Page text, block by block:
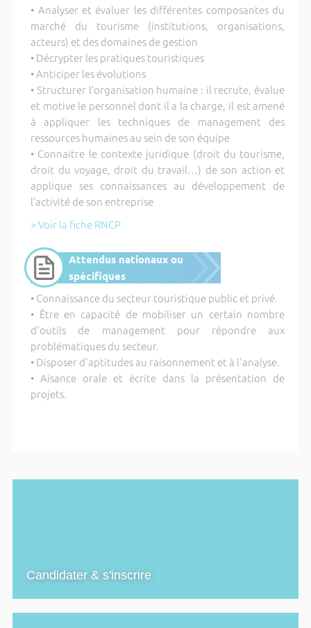
• Analyser et évaluer les différentes composantes du
marché du tourisme (institutions, organisations,
acteurs) et des domaines de gestion
• Décrypter les pratiques touristiques
• Anticiper les évolutions
• Structurer l’organisation humaine : il recrute, évalue
et motive le personnel dont il a la charge, il est amené
à appliquer les techniques de management des
ressources humaines au sein de son équipe
• Connaitre le contexte juridique (droit du tourisme,
droit du voyage, droit du travail…) de son action et
applique ses connaissances au développement de
l’activité de son entreprise
> Voir la fiche RNCP
Attendus nationaux ou
spécifiques
• Connaissance du secteur touristique public et privé.
• Être en capacité de mobiliser un certain nombre
d'outils de management pour répondre aux
problématiques du secteur.
• Disposer d'aptitudes au raisonnement et à l'analyse.
• Aisance orale et écrite dans la présentation de
projets.
Candidater & s'inscrire